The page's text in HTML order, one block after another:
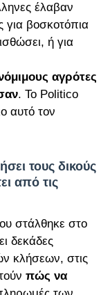
έλαβαν
για βοσκοτόπια
ή για
αγρότες
. Το Politico
αυτό τον
τους δικούς
από τις
στάλθηκε στο
δεκάδες
κλήσεων, στις
πώς να